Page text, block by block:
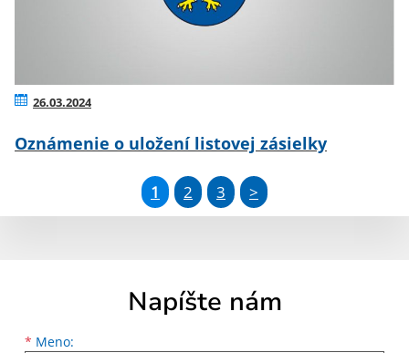
26.03.2024
Oznámenie o uložení listovej zásielky
1 2 3 >
Napíšte nám
* Meno:
Meno
Priezvisko
E-mailová adresa